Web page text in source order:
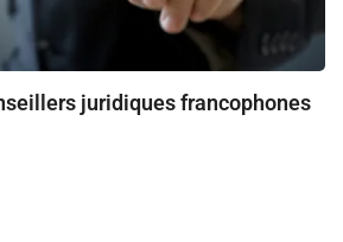
juridiques francophones